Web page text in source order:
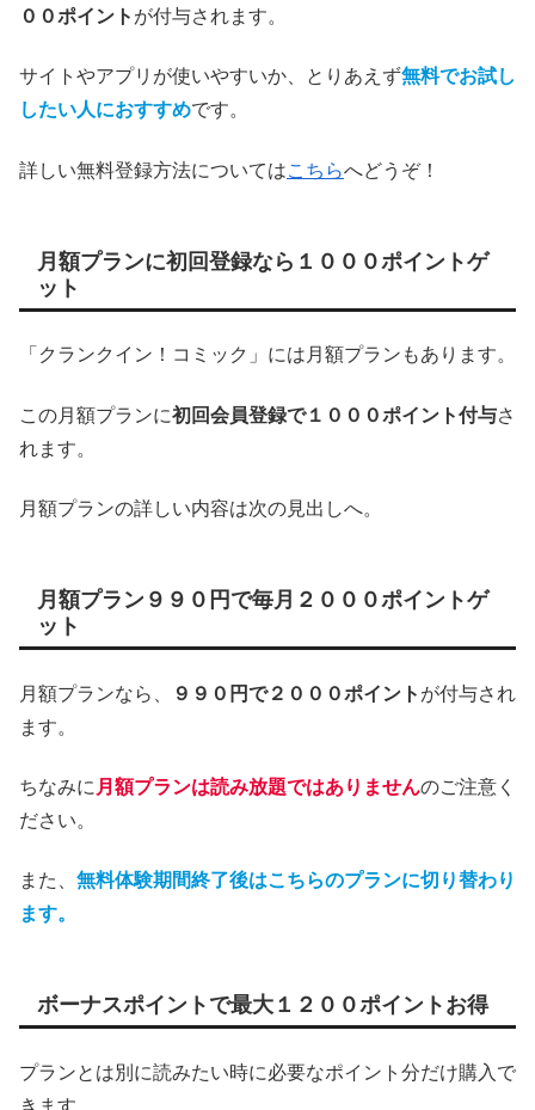
００ポイント が付与されます。
サイトやアプリが使いやすいか、とりあえず無料でお試し
したい人におすすめです。
詳しい無料登録方法についてはこちらへどうぞ！
月額プランに初回登録なら１０００ポイントゲ
ット
「クランクイン！コミック」には月額プランもあります。
この月額プランに初回会員登録で１０００ポイント付与さ
れます。
月額プランの詳しい内容は次の見出しへ。
月額プラン９９０円で毎月２０００ポイントゲ
ット
月額プランなら、 ９９０円で２０００ポイント が付与され
ます。
ちなみに 月額プランは読み放題ではありませんのご注意く
ださい。
また、 無料体験期間終了後はこちらのプランに切り替わり
ます。
ボーナスポイントで最大１２００ポイントお得
プランとは別に読みたい時に必要なポイント分だけ購入で